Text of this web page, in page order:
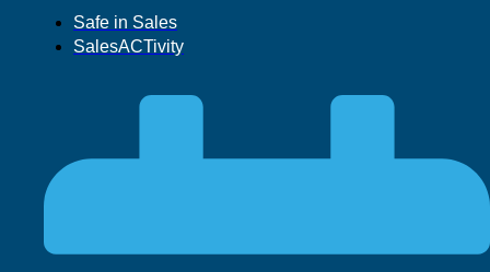
Safe in Sales
SalesACTivity